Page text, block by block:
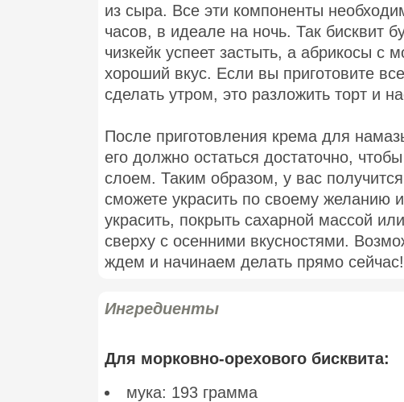
из сыра. Все эти компоненты
часов, в идеале на ночь. Так бисквит
чизкейк успеет застыть, а абрикосы
хороший вкус. Если вы приготовите
сделать утром, это разложить торт и
После приготовления крема для
его должно остаться достаточно,
слоем. Таким образом, у вас
сможете украсить по своему
украсить, покрыть сахарной массой
сверху с осенними вкусностями.
ждем и начинаем делать прямо
Ингредиенты
Для морковно-орехового бисквита:
мука: 193 грамма